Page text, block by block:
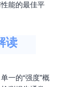
能的最佳平
读
一的“强度”概